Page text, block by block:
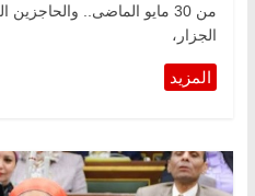
من 30 مايو الماضى..
الجزار،